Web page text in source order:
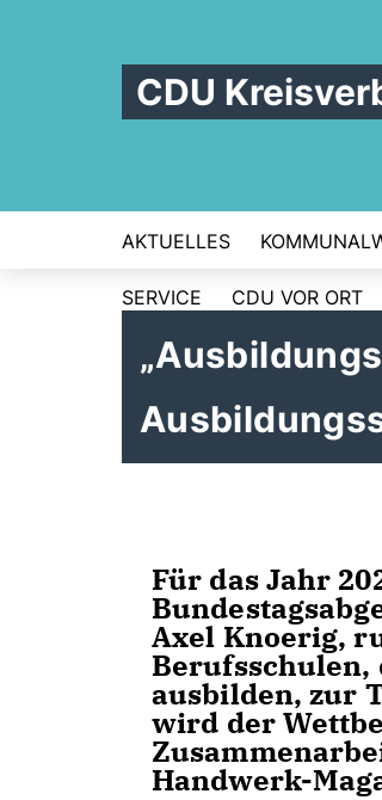
CDU
AKTUELLES
SERVICE CDU VOR ORT
Für das Jahr
Axel Knoerig,
Berufsschulen,
ausbilden, zur
wird der
Handwerk-